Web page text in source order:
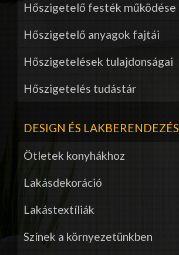
Hőszigetelő festék működése
Hőszigetelő anyagok fajtái
Hőszigetelések tulajdonságai
Hőszigetelés tudástár
DESIGN ÉS LAKBERENDEZÉS
Ötletek konyhákhoz
Lakásdekoráció
Lakástextíliák
Színek a környezetünkben